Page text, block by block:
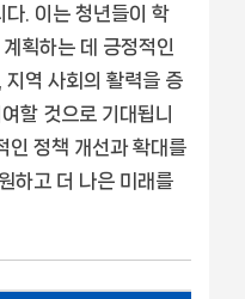
다. 이는 청년들이 학
획하는 데 긍정적인
지역 사회의 활력을 증
할 것으로 기대됩니
인 정책 개선과 확대를
하고 더 나은 미래를